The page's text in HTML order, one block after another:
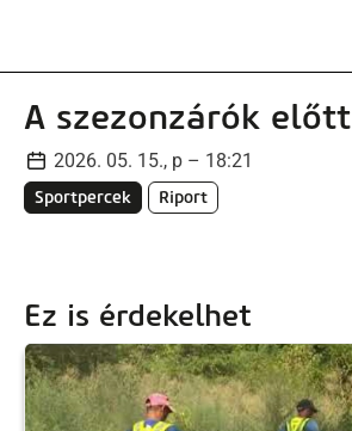
A szezonzárók előtt
2026. 05. 15., p – 18:21
Sportpercek Riport
Ez is érdekelhet